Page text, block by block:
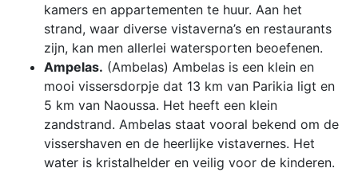
kamers en appartementen te huur. Aan het
strand, waar diverse vistaverna’s en restaurants
zijn, kan men allerlei watersporten beoefenen.
Ampelas. (Ambelas) Ambelas is een klein en
mooi vissersdorpje dat 13 km van Parikia ligt en
5 km van Naoussa. Het heeft een klein
zandstrand. Ambelas staat vooral bekend om de
vissershaven en de heerlijke vistavernes. Het
water is kristalhelder en veilig voor de kinderen.